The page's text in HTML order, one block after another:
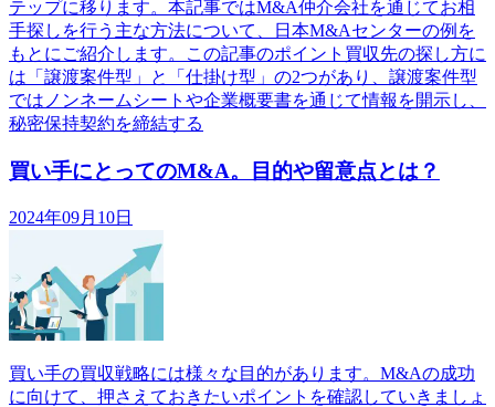
テップに移ります。本記事ではM&A仲介会社を通じてお相
手探しを行う主な方法について、日本M&Aセンターの例を
もとにご紹介します。この記事のポイント買収先の探し方に
は「譲渡案件型」と「仕掛け型」の2つがあり、譲渡案件型
ではノンネームシートや企業概要書を通じて情報を開示し、
秘密保持契約を締結する
買い手にとってのM&A。目的や留意点とは？
2024年09月10日
買い手の買収戦略には様々な目的があります。M&Aの成功
に向けて、押さえておきたいポイントを確認していきましょ